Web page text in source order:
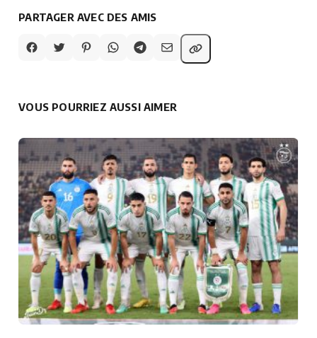
PARTAGER AVEC DES AMIS
VOUS POURRIEZ AUSSI AIMER